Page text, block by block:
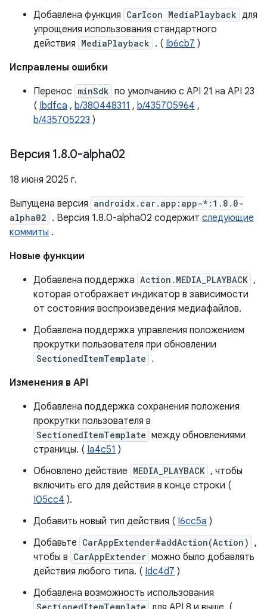
Добавлена ​​функция CarIcon MediaPlayback для
упрощения использования стандартного
действия MediaPlayback . ( Ib6cb7 )
Исправлены ошибки
Перенос minSdk по умолчанию с API 21 на API 23
( Ibdfca , b/380448311 , b/435705964 ,
b/435705223 )
Версия 1.8.0-alpha02
18 июня 2025 г.
Выпущена версия androidx.car.app:app-*:1.8.0-
alpha02 . Версия 1.8.0-alpha02 содержит следующие
коммиты .
Новые функции
Добавлена ​​поддержка Action.MEDIA_PLAYBACK ,
которая отображает индикатор в зависимости
от состояния воспроизведения медиафайлов.
Добавлена ​​поддержка управления положением
прокрутки пользователя при обновлении
SectionedItemTemplate .
Изменения в API
Добавлена ​​поддержка сохранения положения
прокрутки пользователя в
SectionedItemTemplate между обновлениями
страницы. ( Ia4c51 )
Обновлено действие MEDIA_PLAYBACK , чтобы
включить его для действия в конце строки (
I05cc4 ).
Добавить новый тип действия ( I6cc5a )
Добавьте CarAppExtender#addAction(Action) ,
чтобы в CarAppExtender можно было добавлять
действия любого типа. ( Idc4d7 )
Добавлена ​​возможность использования